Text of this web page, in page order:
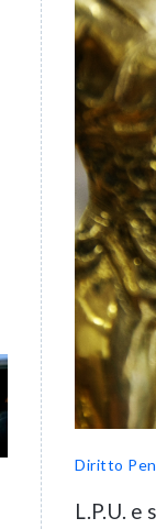
Diritto
L.P.U. e